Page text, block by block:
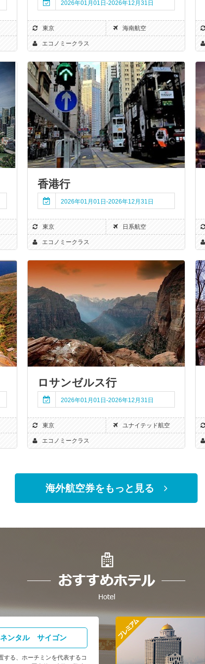
2026年01月01日-2026年12月31日
東京 海南航空
エコノミークラス
香港行
2026年01月01日-2026年12月31日
東京 日系航空
エコノミークラス
ロサンゼルス行
2026年01月01日-2026年12月31日
東京 ユナイテッド航空
エコノミークラス
海外航空券をもっと見る
ネンタル サイゴン
する、ホーチミンを代表するコ